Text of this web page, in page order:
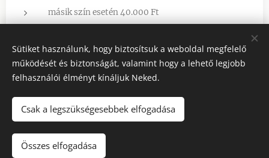
másik szín esetén 40.000 Ft
Bejelentkezés: 0630/993-9233 Cím: 1115. Bp. Bartók Béla út
132. , csengő: 66.
Az oldalt a
Webnode
Sütiket használunk, hogy biztosítsuk a weboldal megfelelő
működését és biztonságát, valamint hogy a lehető legjobb
felhasználói élményt kínáljuk Neked.
Csak a legszükségesebbek elfogadása
Összes elfogadása